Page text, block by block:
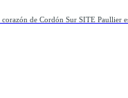
de Cordón Sur SITE Paullier